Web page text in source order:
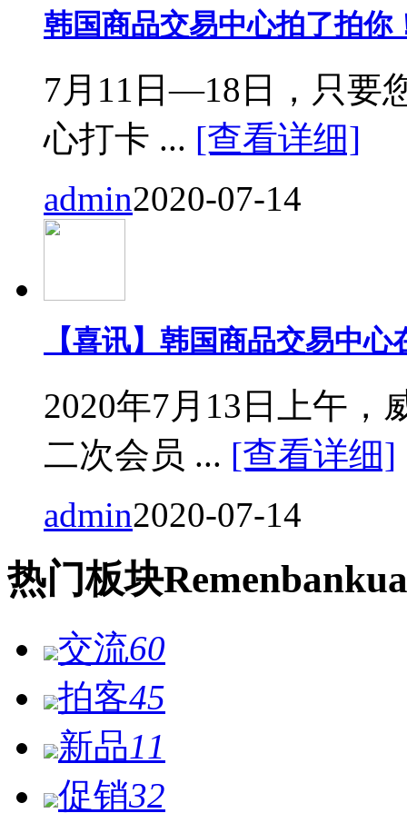
韩国商品交易中心拍了拍你
7月11日—18日，只要
心打卡 ... [查看详细]
admin2020-07-14
【喜讯】韩国商品交易中
2020年7月13日上午，
二次会员 ... [查看详细]
admin2020-07-14
热门板块Remen
交流60
拍客45
新品11
促销32